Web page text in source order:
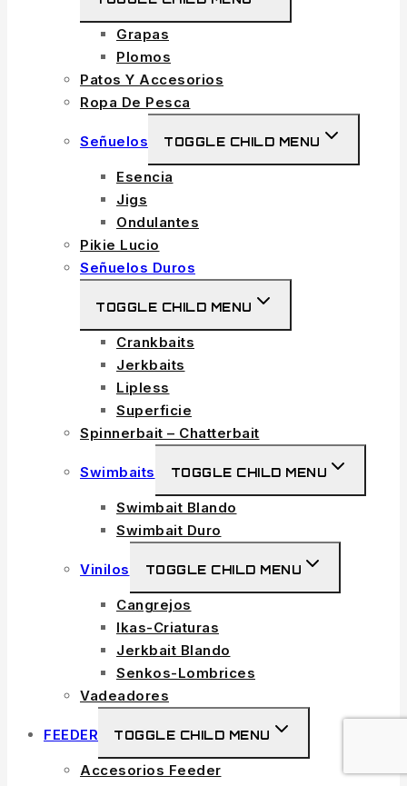
Grapas
Plomos
Patos Y Accesorios
Ropa De Pesca
Señuelos TOGGLE CHILD MENU
Esencia
Jigs
Ondulantes
Pikie Lucio
Señuelos Duros
TOGGLE CHILD MENU
Crankbaits
Jerkbaits
Lipless
Superficie
Spinnerbait – Chatterbait
Swimbaits TOGGLE CHILD MENU
Swimbait Blando
Swimbait Duro
Vinilos TOGGLE CHILD MENU
Cangrejos
Ikas-Criaturas
Jerkbait Blando
Senkos-Lombrices
Vadeadores
FEEDER TOGGLE CHILD MENU
Accesorios Feeder